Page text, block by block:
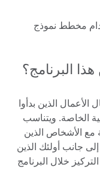
مخطط نموذج
البرنامج؟
الذين بدأوا
الخاصة. ويتناسب
الأشخاص الذين
جانب أولئك الذين
خلال البرنامج